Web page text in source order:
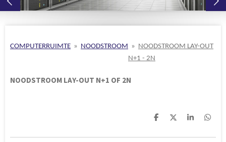
COMPUTERRUIMTE » NOODSTROOM » NOODSTROOM LAY-OUT
N+1 - 2N
NOODSTROOM LAY-OUT N+1 OF 2N
D
D
S
D